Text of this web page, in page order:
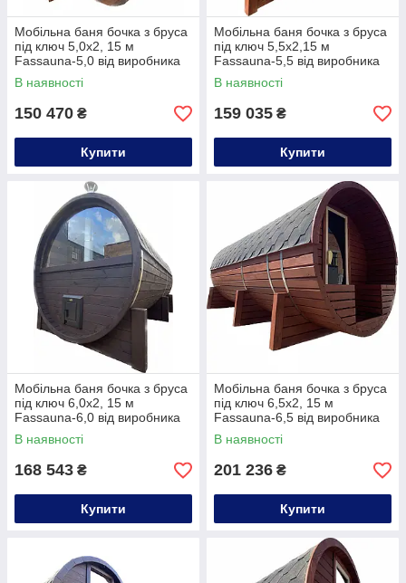
Мобільна баня бочка з бруса
під ключ 5,0х2, 15 м
Fassauna-5,0 від виробника
Thermowood Production
В наявності
150 470 ₴
Купити
Мобільна баня бочка з бруса
під ключ 5,5х2,15 м
Fassauna-5,5 від виробника
Thermowood Production
В наявності
159 035 ₴
Купити
Мобільна баня бочка з бруса
під ключ 6,0х2, 15 м
Fassauna-6,0 від виробника
Thermowood Production
В наявності
168 543 ₴
Купити
Мобільна баня бочка з бруса
під ключ 6,5х2, 15 м
Fassauna-6,5 від виробника
Thermowood Production
В наявності
201 236 ₴
Купити